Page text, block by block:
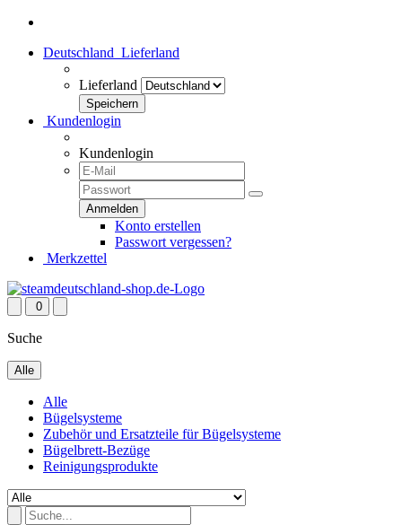
Deutschland Lieferland
Lieferland
Kundenlogin
Kundenlogin
Konto erstellen
Passwort vergessen?
Merkzettel
0
Suche
Alle
Alle
Bügelsysteme
Zubehör und Ersatzteile für Bügelsysteme
Bügelbrett-Bezüge
Reinigungsprodukte